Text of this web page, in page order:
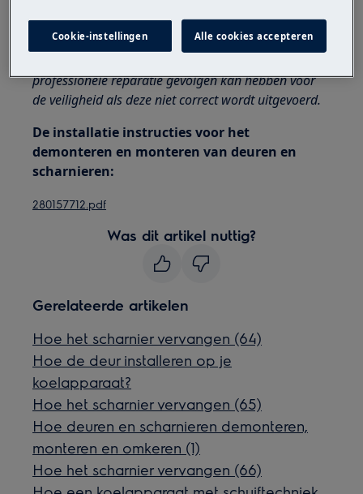
schoeisel.
professionele reparatie gevolgen kan hebben voor
de veiligheid als deze niet correct wordt uitgevoerd.
De installatie instructies voor het
demonteren en monteren van deuren en
scharnieren:
280157712.pdf
Was dit artikel nuttig?
Gerelateerde artikelen
Hoe het scharnier vervangen (64)
Hoe de deur installeren op je
koelapparaat?
Hoe het scharnier vervangen (65)
Hoe deuren en scharnieren demonteren,
monteren en omkeren (1)
Hoe het scharnier vervangen (66)
Cookie-instellingen Alle cookies accepteren